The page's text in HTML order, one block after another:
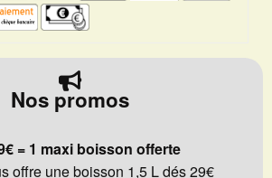
Nos promos
= 1 maxi boisson offerte
offre une boisson 1,5 L dés 29€